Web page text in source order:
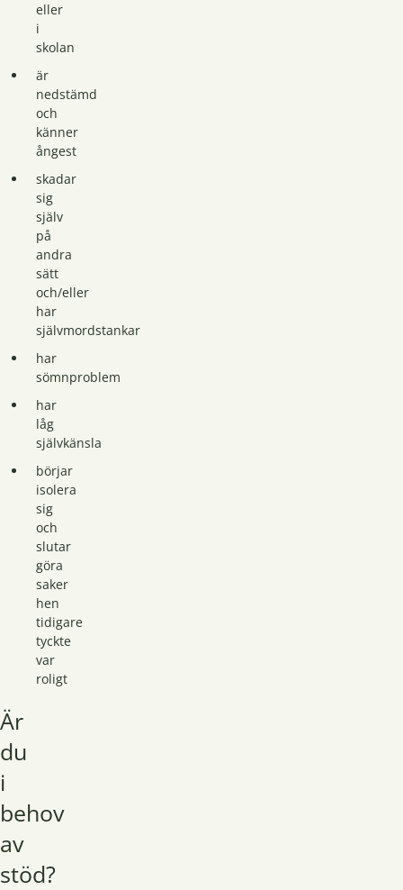
eller
i
skolan
är
nedstämd
och
känner
ångest
skadar
sig
själv
på
andra
sätt
och/eller
har
självmordstankar
har
sömnproblem
har
låg
självkänsla
börjar
isolera
sig
och
slutar
göra
saker
hen
tidigare
tyckte
var
roligt
Är
du
i
behov
av
stöd?